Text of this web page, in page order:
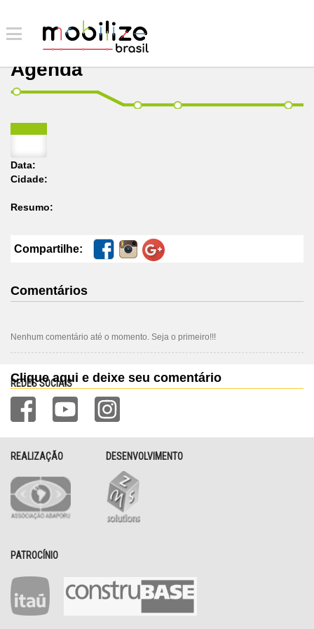
Agenda
Data:
Cidade:
Resumo:
Compartilhe:
Comentários
Nenhum comentário até o momento. Seja o primeiro!!!
Clique aqui e deixe seu comentário
REDES SOCIAIS
REALIZAÇÃO DESENVOLVIMENTO
PATROCÍNIO